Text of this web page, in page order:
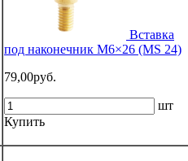
Вставка
под наконечник M6×26 (MS 24)
79,00руб.
шт
Купить